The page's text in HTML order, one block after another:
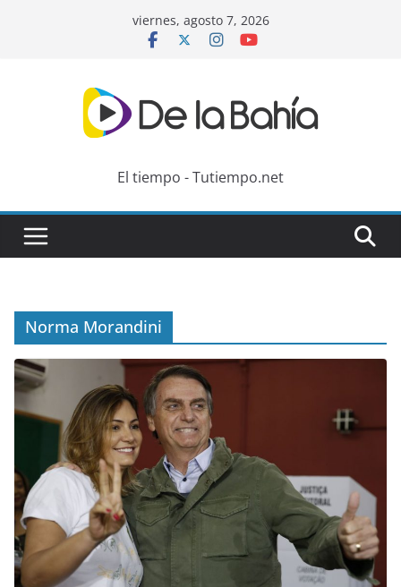
viernes, agosto 7, 2026
El tiempo - Tutiempo.net
Norma Morandini